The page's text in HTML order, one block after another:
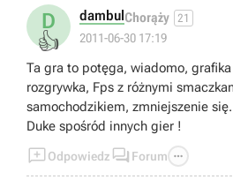
D
👍
dambul Chorąży 21
2011-06-30 17:19
Ta gra to potęga, wiadomo,
rozgrywka, Fps z różnymi
samochodzikiem, zmniejszenie
Duke spośród innych gier !
Odpowiedz  Forum 